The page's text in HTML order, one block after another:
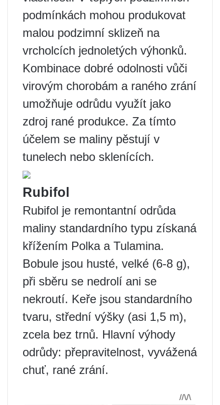
podmínkách mohou produkovat
malou podzimní sklizeň na
vrcholcích jednoletých výhonků.
Kombinace dobré odolnosti vůči
virovým chorobám a raného zrání
umožňuje odrůdu využít jako
zdroj rané produkce. Za tímto
účelem se maliny pěstují v
tunelech nebo sklenících.
Rubifol
Rubifol je remontantní odrůda
maliny standardního typu získaná
křížením Polka a Tulamina.
Bobule jsou husté, velké (6-8 g),
při sběru se nedrolí ani se
nekroutí. Keře jsou standardního
tvaru, střední výšky (asi 1,5 m),
zcela bez trnů. Hlavní výhody
odrůdy: přepravitelnost, vyvážená
chuť, rané zrání.